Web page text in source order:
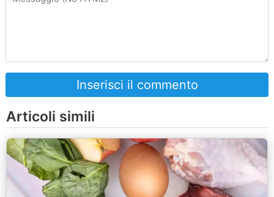
Inserisci il commento
Articoli simili